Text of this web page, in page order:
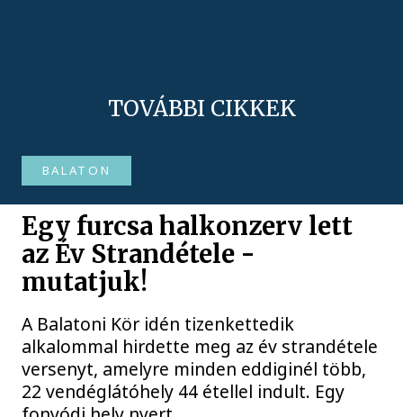
TOVÁBBI CIKKEK
BALATON
Egy furcsa halkonzerv lett
az Év Strandétele -
mutatjuk!
A Balatoni Kör idén tizenkettedik
alkalommal hirdette meg az év strandétele
versenyt, amelyre minden eddiginél több,
22 vendéglátóhely 44 étellel indult. Egy